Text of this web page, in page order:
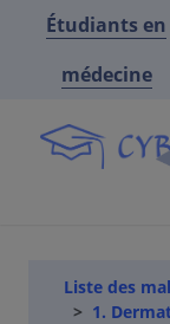
Étudiants en
médecine
Liste des
1.